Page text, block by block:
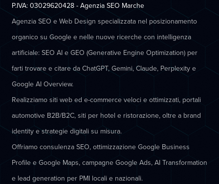
P.IVA: 03029620428 - Agenzia SEO Marche
Agenzia SEO e Web Design specializzata nel posizionamento
organico su Google e nelle nuove ricerche con intelligenza
artificiale: SEO AI e GEO (Generative Engine Optimization) per
farti trovare e citare da ChatGPT, Gemini, Claude, Perplexity e
Google AI Overview.
Realizziamo siti web ed e-commerce veloci e ottimizzati, portali
automotive B2B/B2C, siti per hotel e ristorazione, oltre a brand
identity e strategie digitali su misura.
Offriamo consulenza SEO, ottimizzazione Google Business
Profile e Google Maps, campagne Google Ads, AI Transformation
e lead generation per PMI locali e nazionali.